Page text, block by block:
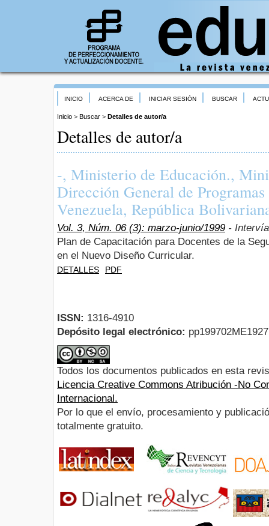
INICIO ACERCA DE INICIAR SESIÓN BUSCAR
Inicio > Buscar > Detalles de autor/a
Detalles de autor/a
-, Ministerio de Educación.,
Dirección General de
Venezuela, República
Vol. 3, Núm. 06 (3): marzo-junio/1999 -
Plan de Capacitación para Docentes de la
en el Nuevo Diseño Curricular.
DETALLES PDF
ISSN: 1316-4910
Depósito legal electrónico:
Todos los documentos publicados en esta
Licencia Creative Commons Atribución -No
Internacional.
Por lo que el envío, procesamiento y
totalmente gratuito.